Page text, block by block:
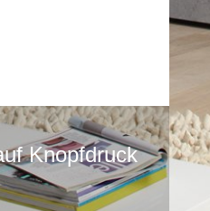
Knopfdruck